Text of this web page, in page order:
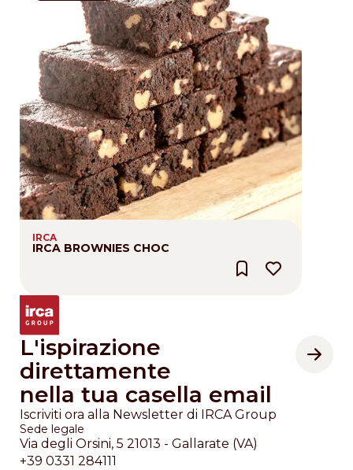
IRCA
IRCA BROWNIES CHOC
L'ispirazione
direttamente
nella tua casella email
Iscriviti ora alla Newsletter di IRCA Group
Sede legale
Via degli Orsini, 5 21013 - Gallarate (VA)
+39 0331 284111